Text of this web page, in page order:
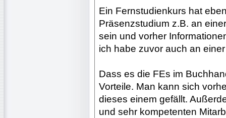
Ein Fernstudienkurs hat
Präsenzstudium z.B. an
sein und vorher
ich habe zuvor auch an
Dass es die FEs im
Vorteile. Man kann sich
dieses einem gefällt.
und sehr kompetenten